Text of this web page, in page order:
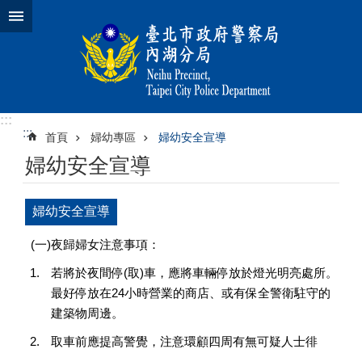
跳到主要內容區塊
:::
:::
首頁 婦幼專區 婦幼安全宣導
婦幼安全宣導
婦幼安全宣導
(一)夜歸婦女注意事項：
若將於夜間停(取)車，應將車輛停放於燈光明亮處所。
最好停放在24小時營業的商店、或有保全警衛駐守的
建築物周邊。
取車前應提高警覺，注意環顧四周有無可疑人士徘